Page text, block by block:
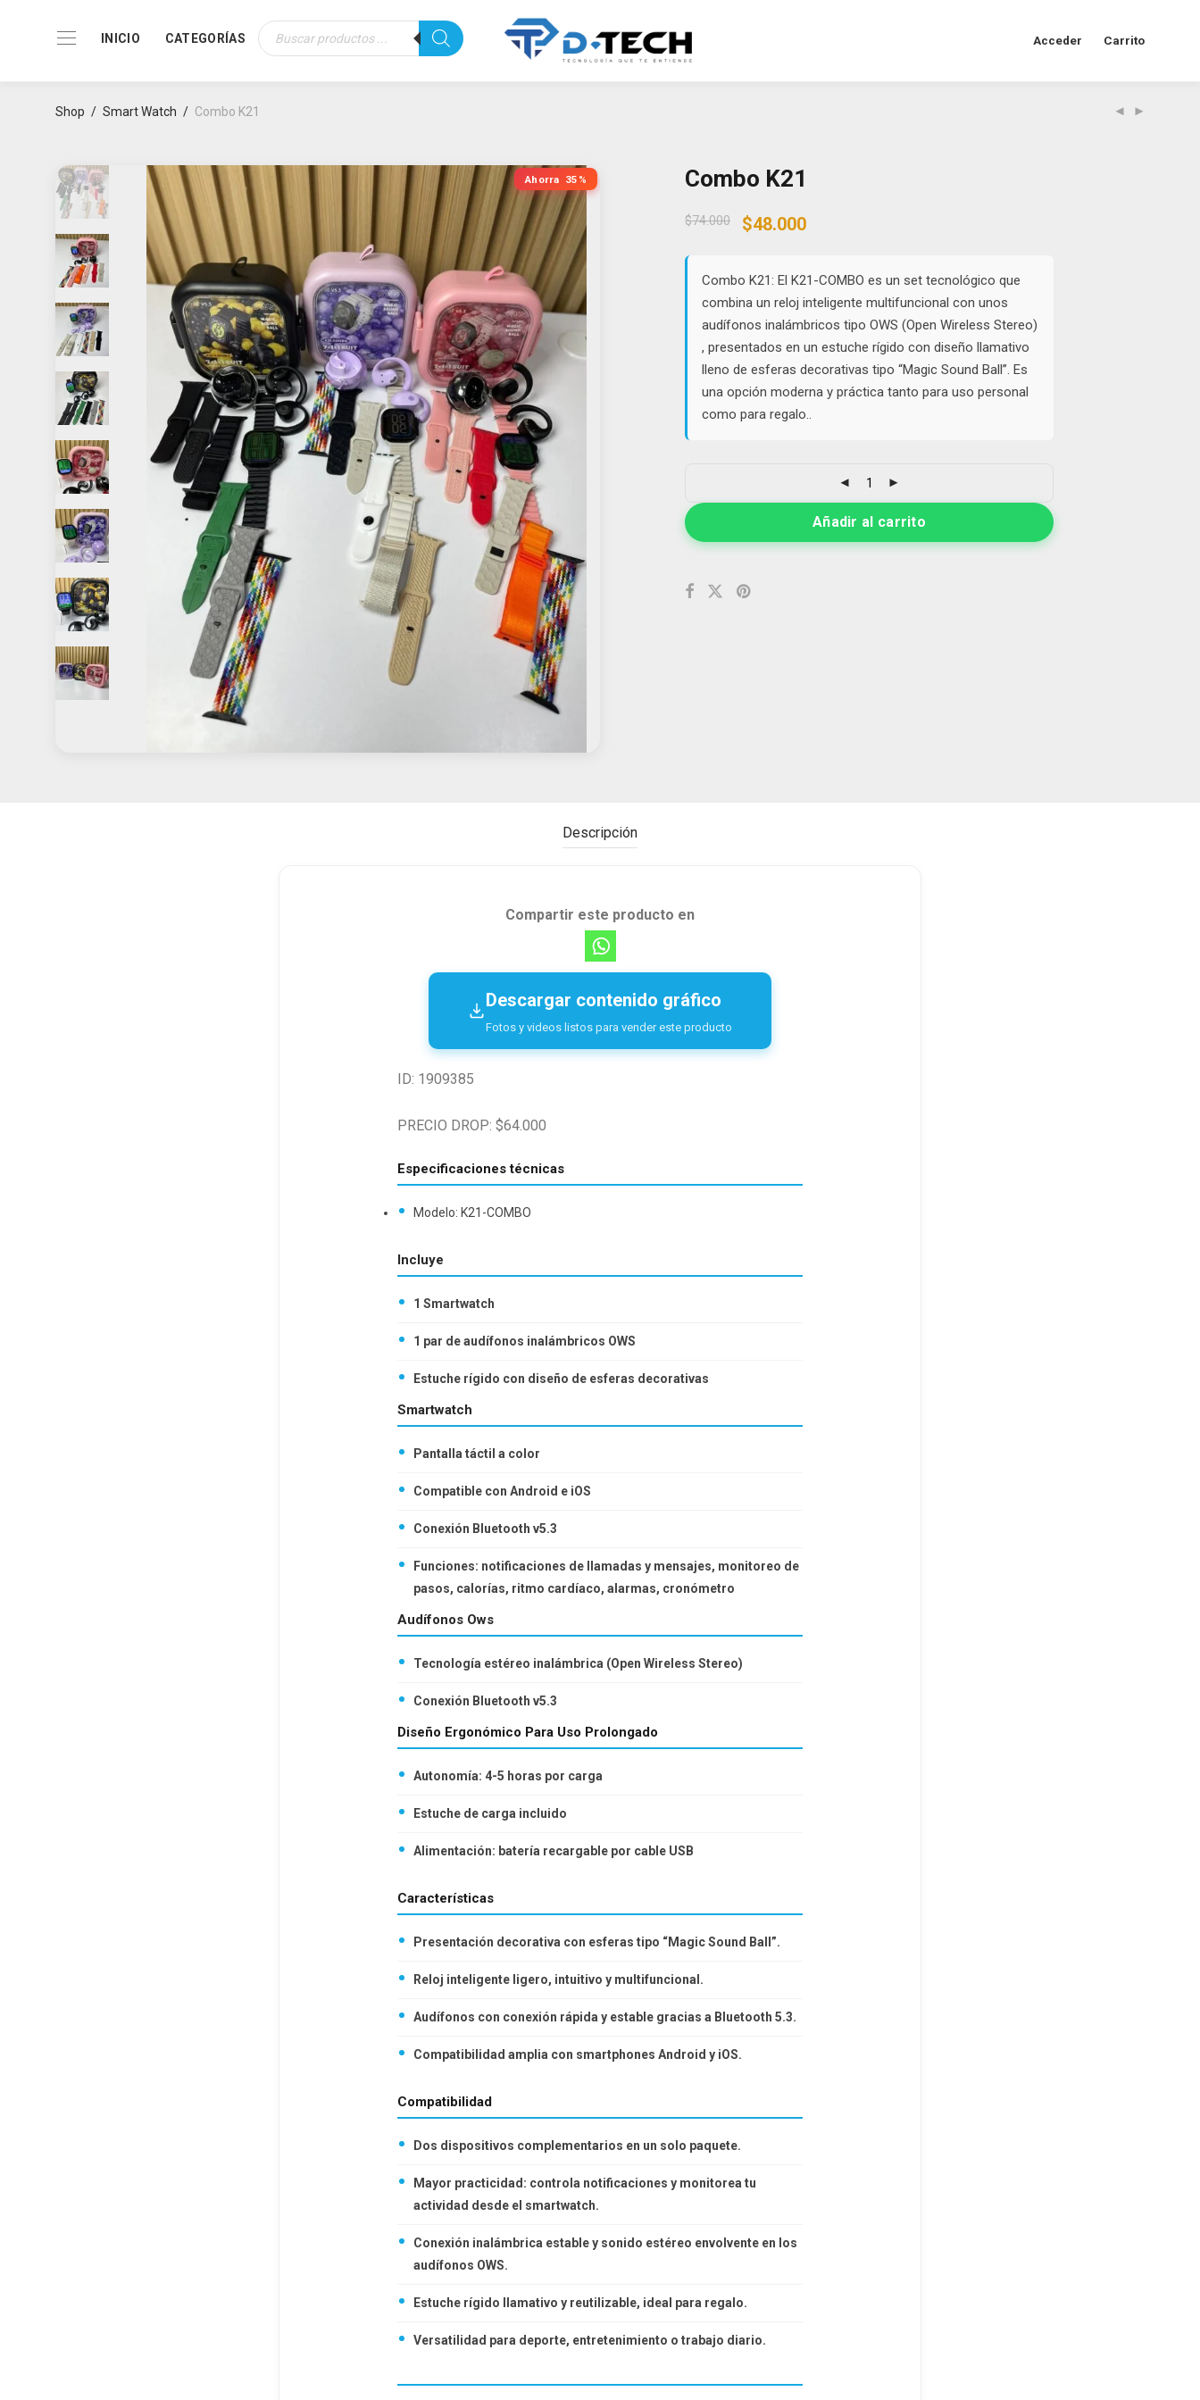
INICIO CATEGORÍAS
Búsqueda
de
Acceder Carrito
Shop / Smart Watch / Combo K21
Ahorra 35% Combo K21
$74.000
Original
$74.000.
$48.000Current
$48.000.
Combo K21: El K21-COMBO es un set tecnológico que
combina un reloj inteligente multifuncional con unos
audífonos inalámbricos tipo OWS (Open Wireless Stereo)
, presentados en un estuche rígido con diseño llamativo
lleno de esferas decorativas tipo “Magic Sound Ball”. Es
una opción moderna y práctica tanto para uso personal
como para regalo..
Añadir al carrito
Descripción
Compartir este producto en
Descargar contenido gráfico
Fotos y videos listos para vender este producto
ID: 1909385
PRECIO DROP: $64.000
Especificaciones técnicas
Modelo: K21-COMBO
Incluye
1 Smartwatch
1 par de audífonos inalámbricos OWS
Estuche rígido con diseño de esferas decorativas
Smartwatch
Pantalla táctil a color
Compatible con Android e iOS
Conexión Bluetooth v5.3
Funciones: notificaciones de llamadas y mensajes, monitoreo de
pasos, calorías, ritmo cardíaco, alarmas, cronómetro
Audífonos Ows
Tecnología estéreo inalámbrica (Open Wireless Stereo)
Conexión Bluetooth v5.3
Diseño Ergonómico Para Uso Prolongado
Autonomía: 4-5 horas por carga
Estuche de carga incluido
Alimentación: batería recargable por cable USB
Características
Presentación decorativa con esferas tipo “Magic Sound Ball”.
Reloj inteligente ligero, intuitivo y multifuncional.
Audífonos con conexión rápida y estable gracias a Bluetooth 5.3.
Compatibilidad amplia con smartphones Android y iOS.
Compatibilidad
Dos dispositivos complementarios en un solo paquete.
Mayor practicidad: controla notificaciones y monitorea tu
actividad desde el smartwatch.
Conexión inalámbrica estable y sonido estéreo envolvente en los
audífonos OWS.
Estuche rígido llamativo y reutilizable, ideal para regalo.
Versatilidad para deporte, entretenimiento o trabajo diario.